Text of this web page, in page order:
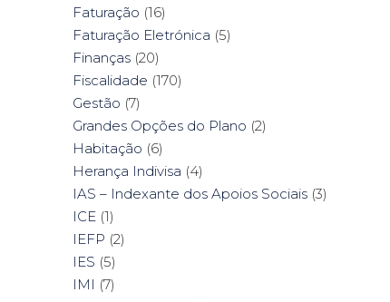
Faturação (16)
Faturação Eletrónica (5)
Finanças (20)
Fiscalidade (170)
Gestão (7)
Grandes Opções do Plano (2)
Habitação (6)
Herança Indivisa (4)
IAS – Indexante dos Apoios Sociais (3)
ICE (1)
IEFP (2)
IES (5)
IMI (7)